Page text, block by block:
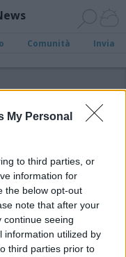
My Personal
to third parties, or
information for
the below opt-out
note that after your
continue seeing
information utilized by
third parties prior to
Comunità Invia
viva"